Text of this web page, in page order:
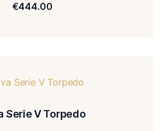
€444.00
Serie V Torpedo